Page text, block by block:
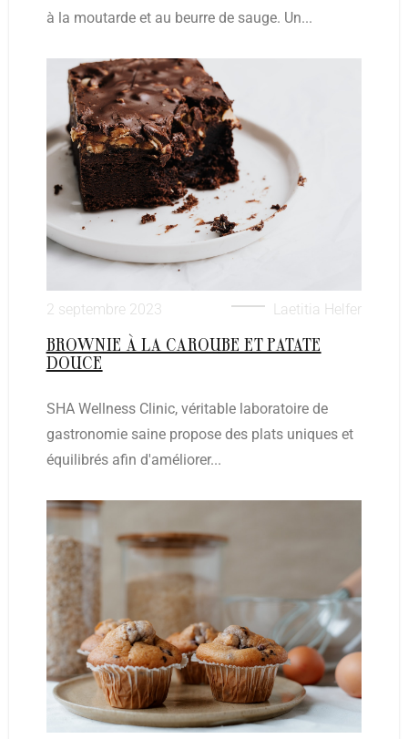
à la moutarde et au beurre de sauge. Un...
2 septembre 2023 Laetitia Helfer
BROWNIE À LA CAROUBE ET PATATE
DOUCE
SHA Wellness Clinic, véritable laboratoire de
gastronomie saine propose des plats uniques et
équilibrés afin d'améliorer...